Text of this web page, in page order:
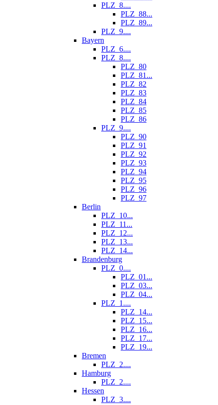
PLZ_8....
PLZ_88...
PLZ_89...
PLZ_9....
Bayern
PLZ_6....
PLZ_8....
PLZ_80
PLZ_81...
PLZ_82
PLZ_83
PLZ_84
PLZ_85
PLZ_86
PLZ_9....
PLZ_90
PLZ_91
PLZ_92
PLZ_93
PLZ_94
PLZ_95
PLZ_96
PLZ_97
Berlin
PLZ_10...
PLZ_11...
PLZ_12...
PLZ_13...
PLZ_14...
Brandenburg
PLZ_0....
PLZ_01...
PLZ_03...
PLZ_04...
PLZ_1....
PLZ_14...
PLZ_15...
PLZ_16...
PLZ_17...
PLZ_19...
Bremen
PLZ_2....
Hamburg
PLZ_2....
Hessen
PLZ_3....